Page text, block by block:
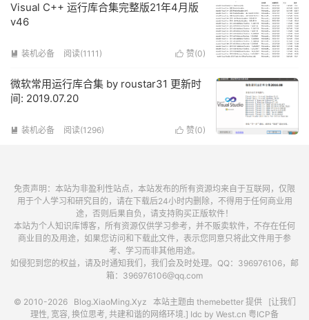
Visual C++ 运行库合集完整版21年4月版
v46
 赞(0)
 装机必备 阅读(1111)
微软常用运行库合集 by roustar31 更新时
间: 2019.07.20
 赞(0)
 装机必备 阅读(1296)
免责声明：本站为非盈利性站点，本站发布的所有资源均来自于互联网，仅限
用于个人学习和研究目的，请在下载后24小时内删除，不得用于任何商业用
途，否则后果自负，请支持购买正版软件！
本站为个人知识库博客，所有资源仅供学习参考，并不贩卖软件，不存在任何
商业目的及用途，如果您访问和下载此文件，表示您同意只将此文件用于参
考、学习而非其他用途。
如侵犯到您的权益，请及时通知我们，我们会及时处理。QQ：396976106，邮
箱：396976106@qq.com
© 2010-2026 Blog.XiaoMing.Xyz 本站主题由 themebetter提供 [让我们
理性, 宽容, 换位思考, 共建和谐的网络环境.] Idc by West.cn 粤ICP备